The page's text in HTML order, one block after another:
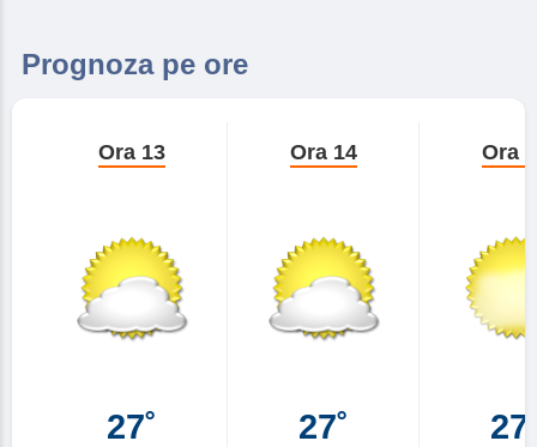
Prognoza pe ore
Ora 13
27˚
Ora 14
27˚
Ora